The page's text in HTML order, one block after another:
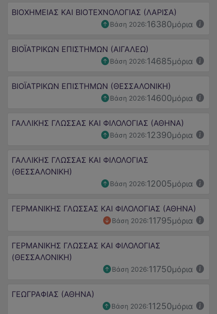
ΒΙΟΧΗΜΕΙΑΣ ΚΑΙ ΒΙΟΤΕΧΝΟΛΟΓΙΑΣ (ΛΑΡΙΣΑ)
Βάση 2026:16380μόρια
ΒΙΟΪΑΤΡΙΚΩΝ ΕΠΙΣΤΗΜΩΝ (ΑΙΓΑΛΕΩ)
Βάση 2026:14685μόρια
ΒΙΟΪΑΤΡΙΚΩΝ ΕΠΙΣΤΗΜΩΝ (ΘΕΣΣΑΛΟΝΙΚΗ)
Βάση 2026:14600μόρια
ΓΑΛΛΙΚΗΣ ΓΛΩΣΣΑΣ ΚΑΙ ΦΙΛΟΛΟΓΙΑΣ (ΑΘΗΝΑ)
Βάση 2026:12390μόρια
ΓΑΛΛΙΚΗΣ ΓΛΩΣΣΑΣ ΚΑΙ ΦΙΛΟΛΟΓΙΑΣ
(ΘΕΣΣΑΛΟΝΙΚΗ)
Βάση 2026:12005μόρια
ΓΕΡΜΑΝΙΚΗΣ ΓΛΩΣΣΑΣ ΚΑΙ ΦΙΛΟΛΟΓΙΑΣ (ΑΘΗΝΑ)
Βάση 2026:11795μόρια
ΓΕΡΜΑΝΙΚΗΣ ΓΛΩΣΣΑΣ ΚΑΙ ΦΙΛΟΛΟΓΙΑΣ
(ΘΕΣΣΑΛΟΝΙΚΗ)
Βάση 2026:11750μόρια
ΓΕΩΓΡΑΦΙΑΣ (ΑΘΗΝΑ)
Βάση 2026:11250μόρια